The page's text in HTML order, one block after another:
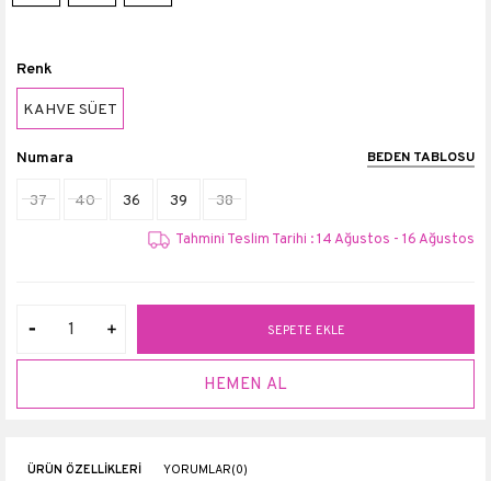
Renk
KAHVE SÜET
Numara BEDEN TABLOSU
37 40 36 39 38
Tahmini Teslim Tarihi : 14 Ağustos - 16 Ağustos
ÜRÜN ÖZELLIKLERI YORUMLAR(0)